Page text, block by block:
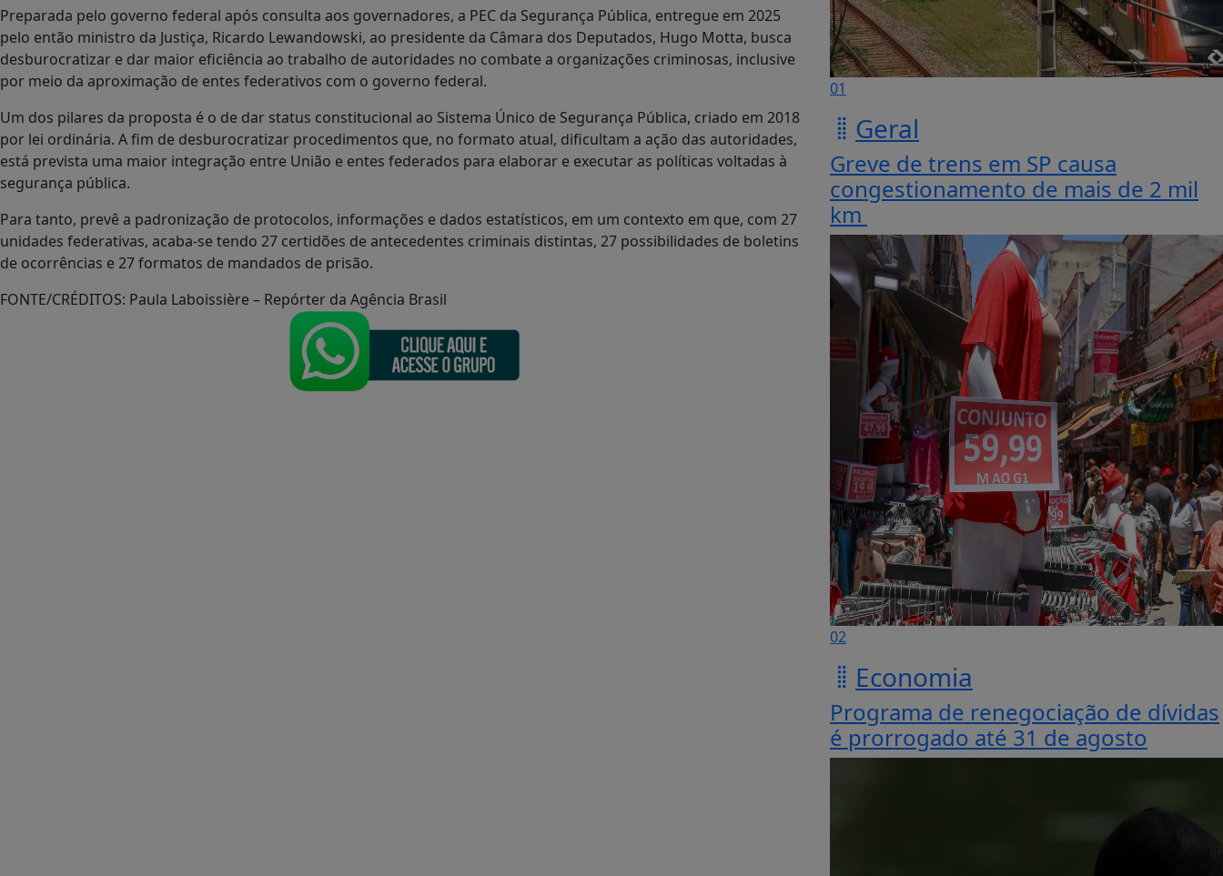
Preparada pelo governo federal após consulta aos governadores, a PEC da Segurança Pública, entregue em 2025
pelo então ministro da Justiça, Ricardo Lewandowski, ao presidente da Câmara dos Deputados, Hugo Motta, busca
desburocratizar e dar maior eficiência ao trabalho de autoridades no combate a organizações criminosas, inclusive
por meio da aproximação de entes federativos com o governo federal.
Um dos pilares da proposta é o de dar status constitucional ao Sistema Único de Segurança Pública, criado em 2018
por lei ordinária. A fim de desburocratizar procedimentos que, no formato atual, dificultam a ação das autoridades,
está prevista uma maior integração entre União e entes federados para elaborar e executar as políticas voltadas à
segurança pública.
Para tanto, prevê a padronização de protocolos, informações e dados estatísticos, em um contexto em que, com 27
unidades federativas, acaba-se tendo 27 certidões de antecedentes criminais distintas, 27 possibilidades de boletins
de ocorrências e 27 formatos de mandados de prisão.
FONTE/CRÉDITOS: Paula Laboissière – Repórter da Agência Brasil
01
Geral
Greve de trens em SP causa
congestionamento de mais de 2 mil
km
02
Economia
Programa de renegociação de dívidas
é prorrogado até 31 de agosto